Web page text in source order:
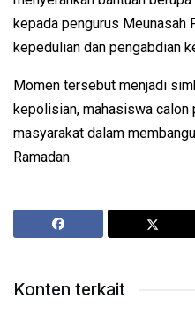
kepada pengurus Meunasah
kepedulian dan pengabdian
Momen tersebut menjadi
kepolisian, mahasiswa calon
masyarakat dalam
Ramadan.
Konten terkait